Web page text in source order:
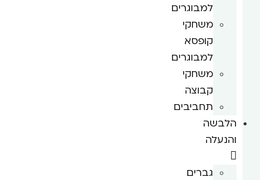
למבוגרים
משחקי
קופסא
למבוגרים
משחקי
קבוצה
תחביבים
הלבשה
והנעלה
גברים